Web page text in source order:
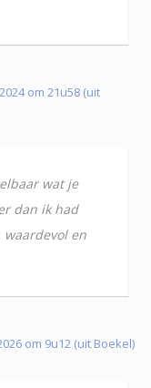
om 21u58 (uit
wat je
dan ik had
en
om 9u12 (uit Boekel)